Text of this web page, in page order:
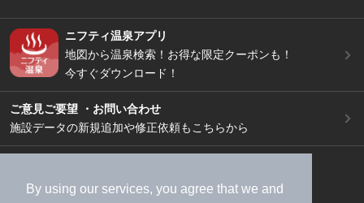
By using our services, you agree that we and
ニフティ温泉アプリ
地図から温泉検索！お得な限定クーポンも！
今すぐダウンロード！
ご意見ご要望 ・お問い合わせ
施設データの新規追加や修正依頼もこちらから
加盟店募集（資料請求）
広告出稿のご案内